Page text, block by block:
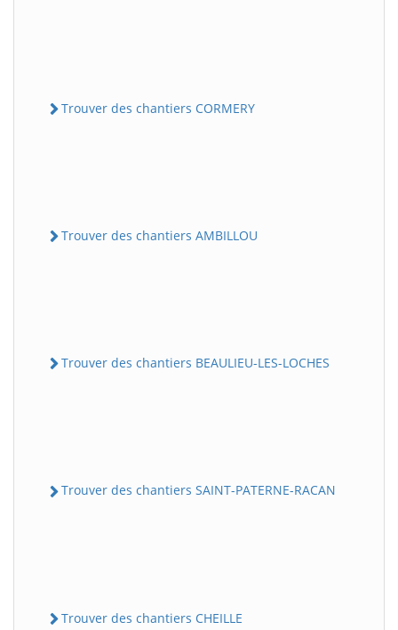
Trouver des chantiers CORMERY
Trouver des chantiers AMBILLOU
Trouver des chantiers BEAULIEU-LES-LOCHES
Trouver des chantiers SAINT-PATERNE-RACAN
Trouver des chantiers CHEILLE